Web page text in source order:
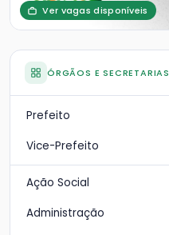
Ver vagas disponíveis
ÓRGÃOS E SECRETARIAS
Prefeito
Vice-Prefeito
Ação Social
Administração